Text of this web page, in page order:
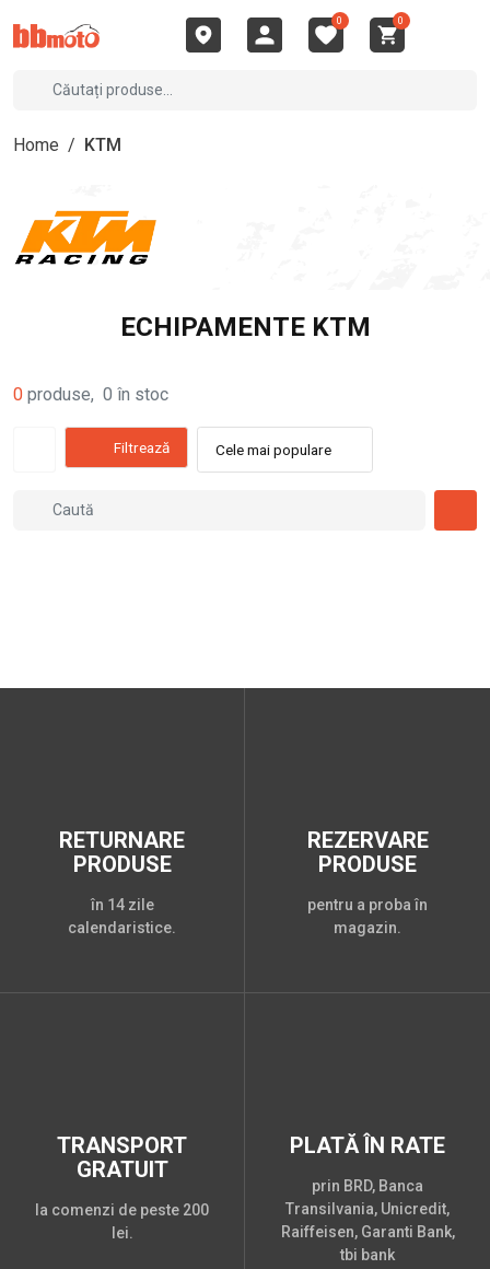
0 0
Home / KTM
ECHIPAMENTE KTM
0 produse, 0 în stoc
Filtrează Cele mai populare
RETURNARE
PRODUSE
în 14 zile
calendaristice.
REZERVARE
PRODUSE
pentru a proba în
magazin.
TRANSPORT
GRATUIT
la comenzi de peste 200
lei.
PLATĂ ÎN RATE
prin BRD, Banca
Transilvania, Unicredit,
Raiffeisen, Garanti Bank,
tbi bank